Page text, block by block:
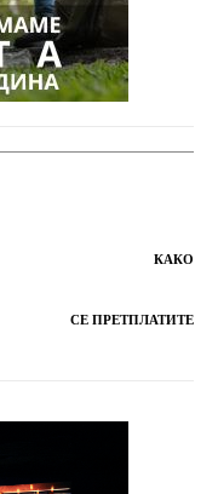
КАКО
СЕ ПРЕТПЛАТИТЕ